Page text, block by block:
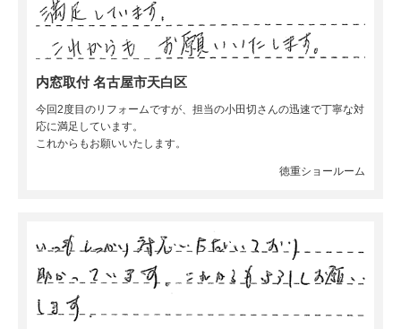
内窓取付 名古屋市天白区
今回2度目のリフォームですが、担当の小田切さんの迅速で丁寧な対
応に満足しています。
これからもお願いいたします。
徳重ショールーム